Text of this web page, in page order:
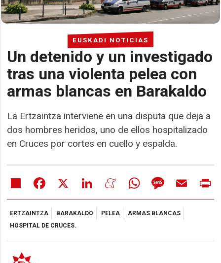
EUSKADI NOTICIAS
Un detenido y un investigado
tras una violenta pelea con
armas blancas en Barakaldo
La Ertzaintza interviene en una disputa que deja a
dos hombres heridos, uno de ellos hospitalizado
en Cruces por cortes en cuello y espalda.
Share Facebook LinkedIn MeneameWhatsAppMessageEmail
ERTZAINTZA BARAKALDO PELEA
ARMAS BLANCAS
HOSPITAL DE CRUCES.